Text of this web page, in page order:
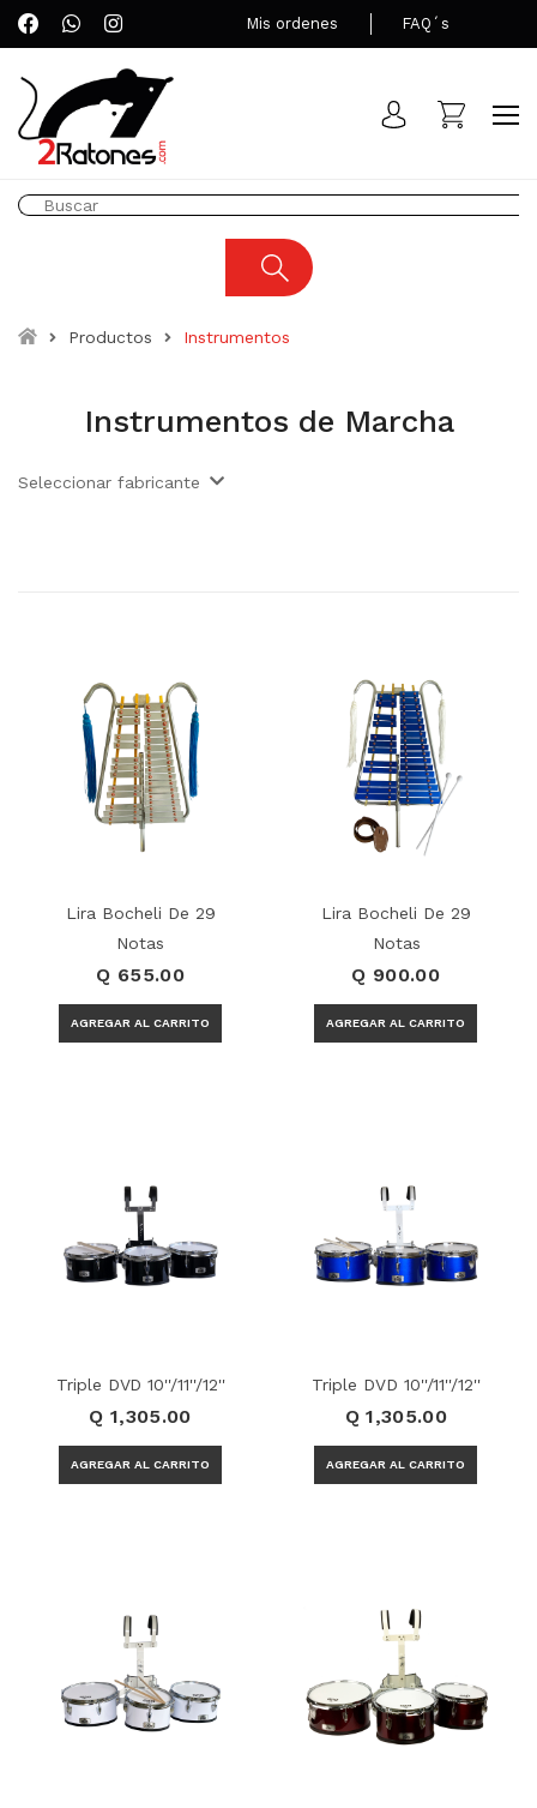
Mis ordenes FAQ´s
Productos Instrumentos
Instrumentos de Marcha
Seleccionar fabricante
Lira Bocheli De 29
Notas
Q 655.00
Lira Bocheli De 29
Notas
Q 900.00
Triple DVD 10''/11''/12''
Q 1,305.00
Triple DVD 10''/11''/12''
Q 1,305.00